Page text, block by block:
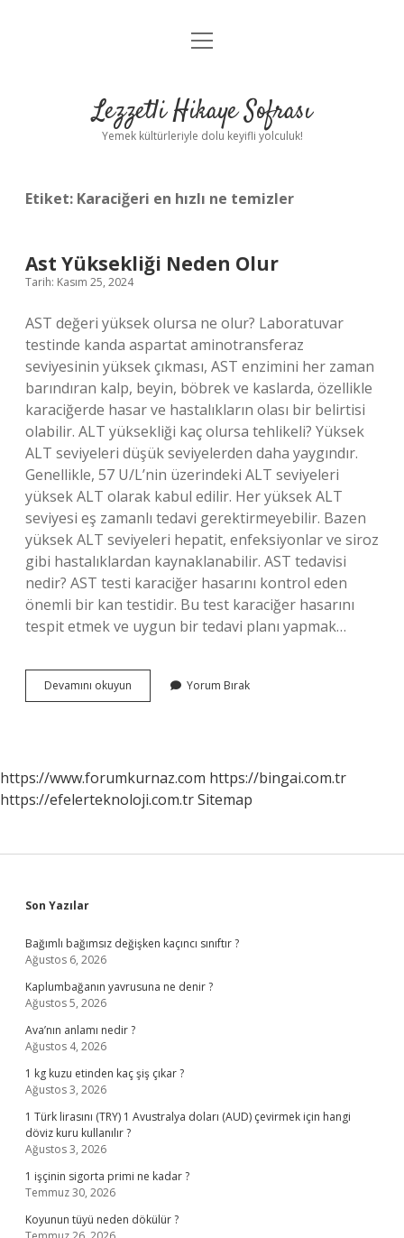
Anasayfa
Yasal Uyarı
menüyü
Lezzetli Hikaye Sofrası
Yemek kültürleriyle dolu keyifli yolculuk!
Etiket: Karaciğeri en hızlı ne temizler
Ast Yüksekliği Neden Olur
Tarih: Kasım 25, 2024
AST değeri yüksek olursa ne olur? Laboratuvar
testinde kanda aspartat aminotransferaz
seviyesinin yüksek çıkması, AST enzimini her zaman
barındıran kalp, beyin, böbrek ve kaslarda, özellikle
karaciğerde hasar ve hastalıkların olası bir belirtisi
olabilir. ALT yüksekliği kaç olursa tehlikeli? Yüksek
ALT seviyeleri düşük seviyelerden daha yaygındır.
Genellikle, 57 U/L’nin üzerindeki ALT seviyeleri
yüksek ALT olarak kabul edilir. Her yüksek ALT
seviyesi eş zamanlı tedavi gerektirmeyebilir. Bazen
yüksek ALT seviyeleri hepatit, enfeksiyonlar ve siroz
gibi hastalıklardan kaynaklanabilir. AST tedavisi
nedir? AST testi karaciğer hasarını kontrol eden
önemli bir kan testidir. Bu test karaciğer hasarını
tespit etmek ve uygun bir tedavi planı yapmak…
Devamını okuyun
Yüksekliği
Yorum Bırak
https://www.forumkurnaz.com https://bingai.com.tr
https://efelerteknoloji.com.trSitemap
Sidebar
Son Yazılar
Bağımlı bağımsız değişken kaçıncı sınıftır ?
Ağustos 6, 2026
Kaplumbağanın yavrusuna ne denir ?
Ağustos 5, 2026
Ava’nın anlamı nedir ?
Ağustos 4, 2026
1 kg kuzu etinden kaç şiş çıkar ?
Ağustos 3, 2026
1 Türk lirasını (TRY) 1 Avustralya doları (AUD) çevirmek için hangi
döviz kuru kullanılır ?
Ağustos 3, 2026
1 işçinin sigorta primi ne kadar ?
Temmuz 30, 2026
Koyunun tüyü neden dökülür ?